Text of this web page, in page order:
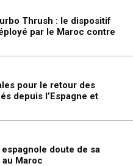
Thrush : le dispositif
par le Maroc contre
pour le retour des
depuis l’Espagne et
doute de sa
Maroc